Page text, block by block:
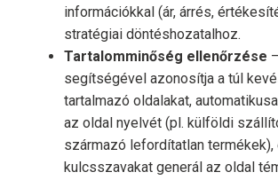
információkkal (ár, árrés,
stratégiai döntéshozatalhoz.
Tartalomminőség ellenőrzése
segítségével azonosítja a túl
tartalmazó oldalakat,
az oldal nyelvét (pl. külföldi
származó lefordítatlan termékek),
kulcsszavakat generál az oldal